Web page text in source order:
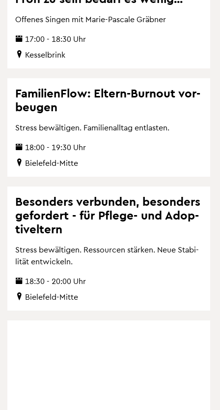
Of­fe­nes Sin­gen mit Marie-Pas­ca­le Gräb­ner
17:00 - 18:30 Uhr
Kes­sel­brink
Fa­mi­li­en­Flow: El­tern-Bur­nout vor­
beu­gen
Stress be­wäl­ti­gen. Fa­mi­li­en­all­tag ent­las­ten.
18:00 - 19:30 Uhr
Bie­le­feld-Mitte
Be­son­ders ver­bun­den, be­son­ders
ge­for­dert - für Pfle­ge- und Ad­op­
tiv­el­tern
Stress be­wäl­ti­gen. Res­sour­cen stär­ken. Neue Sta­bi­
li­tät ent­wi­ckeln.
18:30 - 20:00 Uhr
Bie­le­feld-Mitte